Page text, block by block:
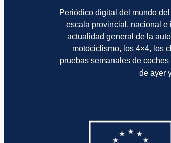
Periódico digital del mundo
escala provincial, nacional e
actualidad general de la
motociclismo, los 4×4, los
pruebas semanales de
de ayer